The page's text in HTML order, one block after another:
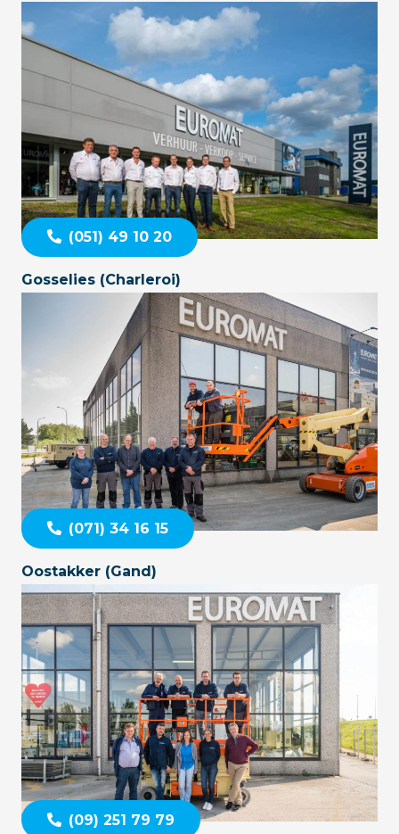
(051) 49 10 20
Gosselies (Charleroi)
(071) 34 16 15
Oostakker (Gand)
(09) 251 79 79